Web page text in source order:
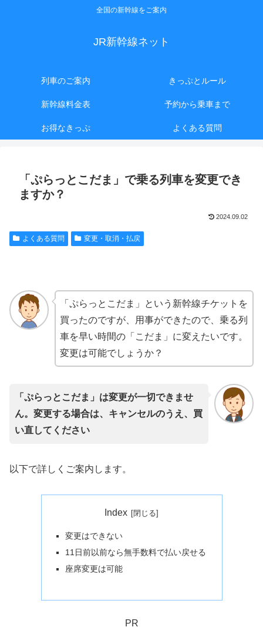
全国の新幹線をご案内
JR新幹線ネット
列車のご案内 きっぷとルール
新幹線料金表 予約から乗車まで
お得なきっぷ よくある質問
「ぷらっとこだま」で乗る列車を変更でき
ますか？
2024.09.02
よくある質問 変更・取消・払戻
「ぷらっとこだま」という新幹線チケットを
買ったのですが、用事ができたので、乗る列
車を早い時間の「こだま」に変えたいです。
変更は可能でしょうか？
「ぷらっとこだま」は変更が一切できませ
ん。変更する場合は、キャンセルのうえ、買
い直してください
以下で詳しくご案内します。
Index
変更はできない
11日前以前なら無手数料で払い戻せる
座席変更は可能
PR